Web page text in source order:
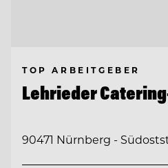
TOP ARBEITGEBER
Lehrieder
90471 Nürnberg -